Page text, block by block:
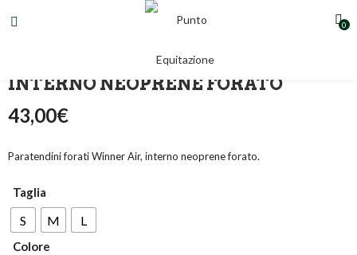
0
PARATENDINI FORATI WINNER AIR,
INTERNO NEOPRENE FORATO
43,00€
Paratendini forati Winner Air, interno neoprene forato.
Taglia
S M L
Colore